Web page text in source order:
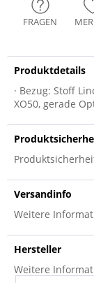
FRAGEN
Produktdetails
· Bezug: Stoff
XO50, gerade
Versandinfo
Weitere
Hersteller
Weitere